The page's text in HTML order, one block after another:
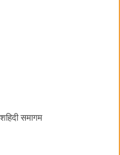
समागम